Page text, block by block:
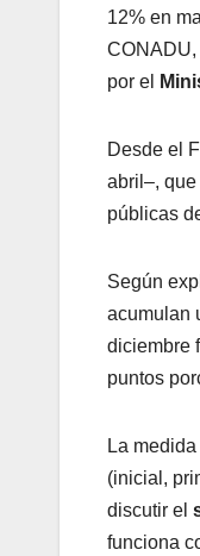
12% en
CONADU,
por el
Desde el
abril–,
públicas
Según
acumulan
diciembre
puntos
La
(inicial,
discutir el
funciona